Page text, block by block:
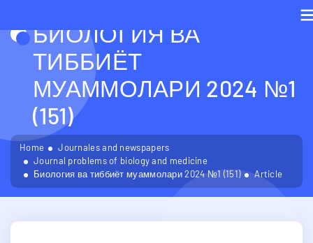
БИОЛОГИЯ ВА
ТИББИЁТ
МУАММОЛАРИ 2024 №1
(151)
Home
Journales and newspapers
Journal problems of biology and medicine
Биология ва тиббиёт муаммолари 2024 №1 (151)
Article